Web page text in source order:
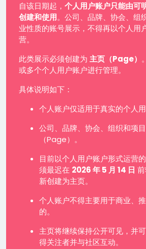
自该日期起， 个人用户账户只能由可
创建和使用。公司、品牌、协会、组
业性质的账号展示，不得再以个人用
营。
此类展示必须创建为 主页（Page）
或多个个人用户账户进行管理。
具体说明如下：
个人账户仅适用于真实的个人用
公司、品牌、协会、组织和项
（Page）。
目前以个人用户账户形式运营
须最迟在 2026 年 5 月 14 日
新创建为主页。
个人账户不得主要用于商业、
的。
主页将继续保持公开可见，并
得关注者并与社区互动。